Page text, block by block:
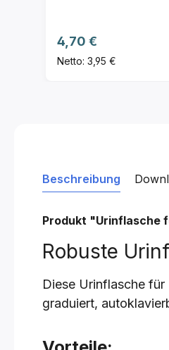
Regulärer Preis:
4,70 €
Netto: 3,95 €
Beschreibung
Produkt "Urinflasche
Robuste
Diese Urinflasche
graduiert,